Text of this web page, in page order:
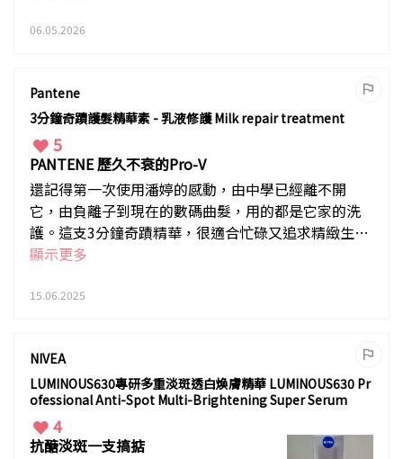
非常貼面，即使不是醫美人士，可把它作為一款急救
06.05.2026
Pantene
3分鐘奇蹟護髮精華素 - 乳液修護 Milk repair treatment
5
PANTENE 歷久不衰的Pro-V
還記得第一次使用潘婷的感動，由中學已經離不開
它，由負離子到現在的數碼曲髮，用的都是它家的洗
護。這支3分鐘奇蹟精華，很適合忙碌又追求精緻生活
的你，3分鐘就令你擁有猶如Salon焗油的效果，價格
分鐘後已經完成，經典的Pro-V配方能深入髮芯，根源
顯示更多
15.06.2025
NIVEA
LUMINOUS630專研多重淡斑透白煥膚精華 LUMINOUS630 Pr
ofessional Anti-Spot Multi-Brightening Super Serum
4
抗醣淡斑一支搞掂